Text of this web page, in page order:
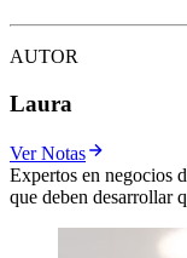
AUTOR
Laura
Ver Notas
Expertos en negocios
que deben desarrollar